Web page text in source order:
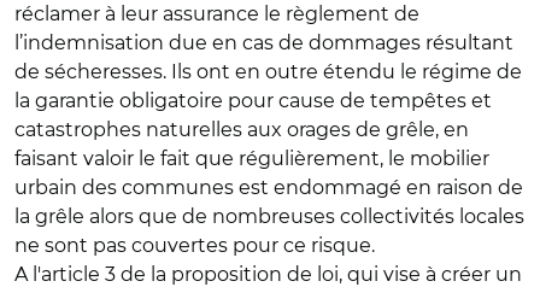
réclamer à leur assurance le règlement de
l’indemnisation due en cas de dommages résultant
de sécheresses. Ils ont en outre étendu le régime de
la garantie obligatoire pour cause de tempêtes et
catastrophes naturelles aux orages de grêle, en
faisant valoir le fait que régulièrement, le mobilier
urbain des communes est endommagé en raison de
la grêle alors que de nombreuses collectivités locales
ne sont pas couvertes pour ce risque.
A l'article 3 de la proposition de loi, qui vise à créer un